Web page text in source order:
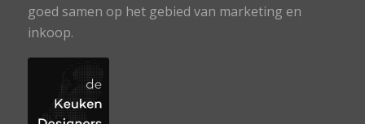
goed samen op het gebied van marketing en
inkoop.